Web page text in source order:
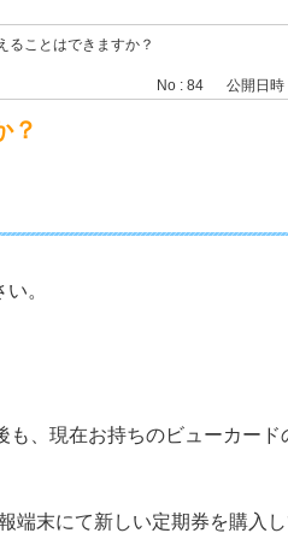
ることはできますか？
No : 84 公開日
？
。
、現在お持ちのビューカード
末にて新しい定期券を購入し